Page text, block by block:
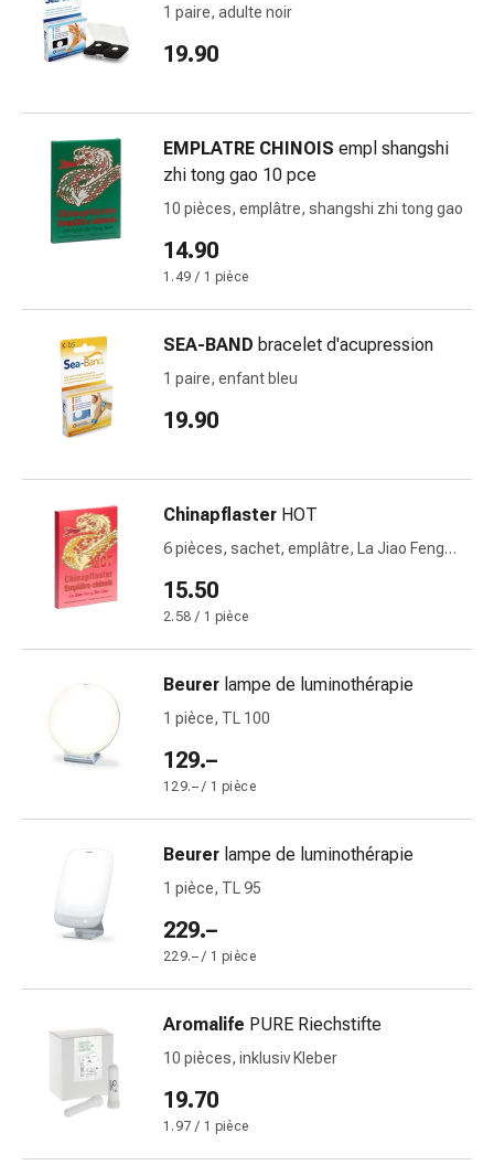
fixation
Gazes
de
compression
Pansements
Bandes
pansement,
tapes
et
accessoires
tubulaires
pansement
Brûlures
coups
soleil
changement
pansements
Traitement
Sprays
pour
les
plaies
Bandes
fermeture
plaies
1 paire, adulte noir
19.90
EMPLATRE CHINOIS empl shangshi
zhi tong gao 10 pce
10 pièces, emplâtre, shangshi zhi tong gao
14.90
1.49 / 1 pièce
SEA-BAND bracelet d'acupression
1 paire, enfant bleu
19.90
Chinapflaster HOT
6 pièces, sachet, emplâtre, La Jiao Feng
15.50
2.58 / 1 pièce
Beurer lampe de luminothérapie
1 pièce, TL 100
129.–
129.– / 1 pièce
Beurer lampe de luminothérapie
1 pièce, TL 95
229.–
229.– / 1 pièce
Aromalife PURE Riechstifte
10 pièces, inklusiv Kleber
19.70
1.97 / 1 pièce